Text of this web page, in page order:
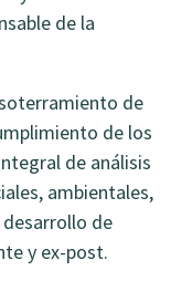
de la
de
de los
de análisis
ambientales,
de
y ex-post.